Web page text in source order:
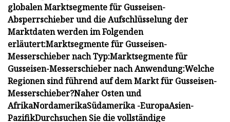
globalen Marktsegmente für Gusseisen-
Absperrschieber und die Aufschlüsselung der
Marktdaten werden im Folgenden
erläutert:Marktsegmente für Gusseisen-
Messerschieber nach Typ:Marktsegmente für
Gusseisen-Messerschieber nach Anwendung:Welche
Regionen sind führend auf dem Markt für Gusseisen-
Messerschieber?Naher Osten und
AfrikaNordamerikaSüdamerika -EuropaAsien-
PazifikDurchsuchen Sie die vollständige